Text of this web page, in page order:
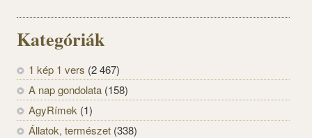
Kategóriák
1 kép 1 vers (2 467)
A nap gondolata (158)
AgyRímek (1)
Állatok, természet (338)